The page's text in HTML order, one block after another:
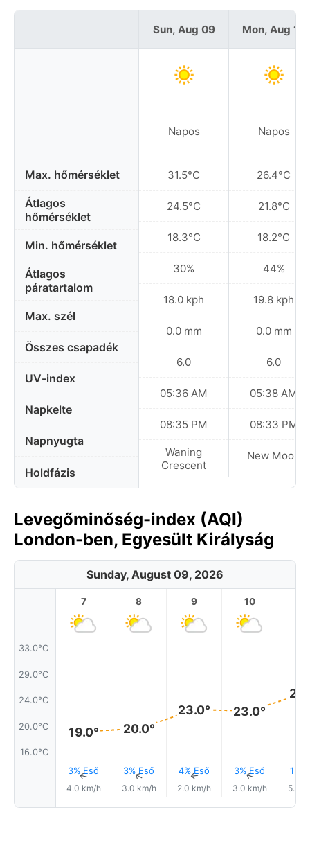
Max. hőmérséklet
Átlagos
hőmérséklet
Min. hőmérséklet
Átlagos
páratartalom
Max. szél
Összes csapadék
UV-index
Napkelte
Napnyugta
Holdfázis
Sun, Aug 09
Napos
31.5°C
24.5°C
18.3°C
30%
18.0 kph
0.0 mm
6.0
05:36 AM
08:35 PM
Waning
Crescent
Mon, Aug 10
Napos
26.4°C
21.8°C
18.2°C
44%
19.8 kph
0.0 mm
6.0
05:38 AM
08:33 PM
New Moon
Levegőminőség-index (AQI)
London-ben, Egyesült Királyság
Sunday, August 09, 2026
33.0°C
29.0°C
24.0°C
20.0°C
16.0°C
7
19.0°
3% Eső
↑
4.0 km/h
8
20.0°
3% Eső
↑
3.0 km/h
9
23.0°
4% Eső
↑
2.0 km/h
10
23.0°
3% Eső
↑
3.0 km/h
1%
5.0